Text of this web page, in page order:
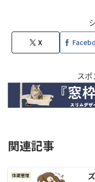
X
スポ
関連記事
体調管理